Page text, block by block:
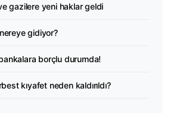
gazilere yeni haklar geldi
gidiyor?
bankalara borçlu durumda!
kıyafet neden kaldırıldı?